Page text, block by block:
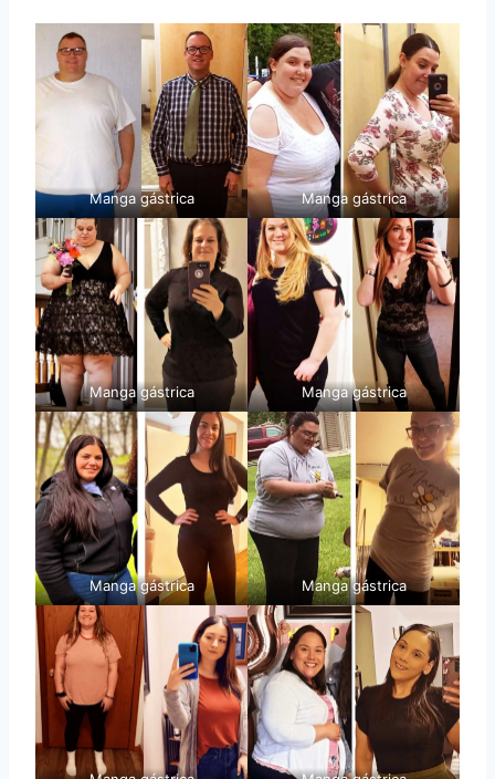
Manga gástrica Manga gástrica
Manga gástrica Manga gástrica
Manga gástrica Manga gástrica